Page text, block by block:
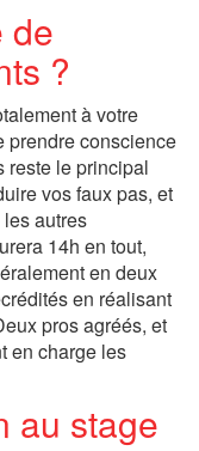
de
?
à votre
prendre conscience
reste le principal
vos faux pas, et
autres
14h en tout,
en deux
en réalisant
pros agréés, et
en charge les
au stage